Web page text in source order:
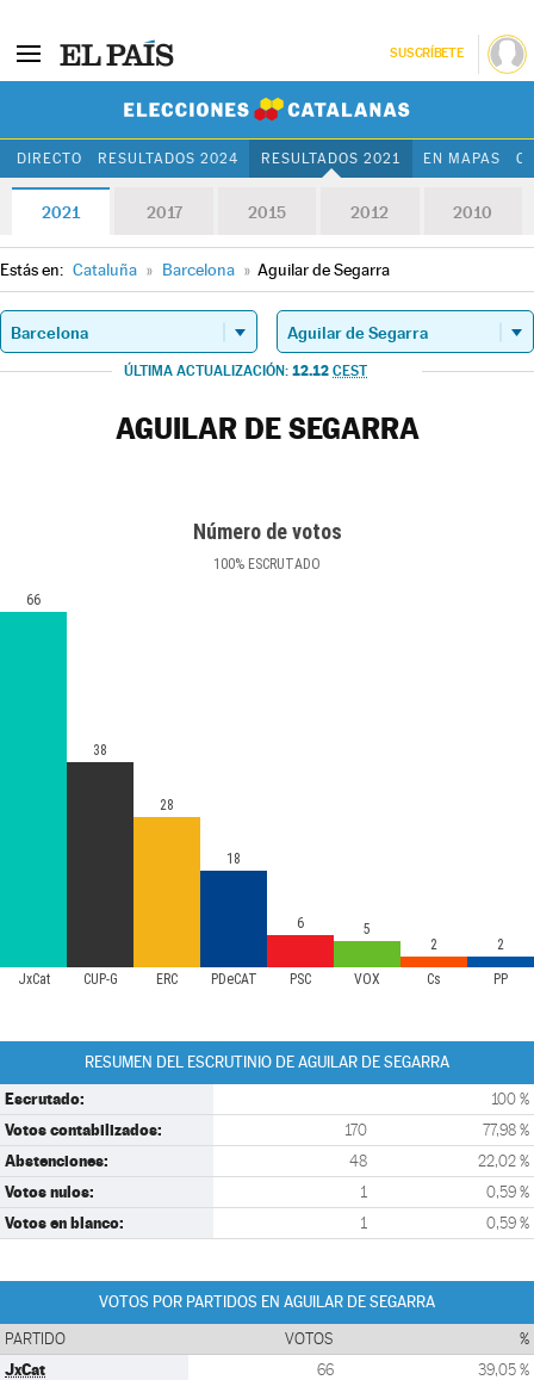
SUSCRÍBETE
DIRECTO RESULTADOS 2024 RESULTADOS 2021 EN MAPAS
2021 2017 2015 2012 2010
Estás en: Cataluña » Barcelona » Aguilar de Segarra
ÚLTIMA ACTUALIZACIÓN: 12.12 CEST
AGUILAR DE SEGARRA
Número de votos
100% ESCRUTADO
JxCat CUP-G ERC PDeCAT PSC VOX Cs PP
66
38
28
18
6
5
2
2
RESUMEN DEL ESCRUTINIO DE AGUILAR DE SEGARRA
Escrutado: 100 %
Votos contabilizados: 170 77,98 %
Abstenciones: 48 22,02 %
Votos nulos: 1 0,59 %
Votos en blanco: 1 0,59 %
VOTOS POR PARTIDOS EN AGUILAR DE SEGARRA
PARTIDO VOTOS %
JxCat 66 39,05 %